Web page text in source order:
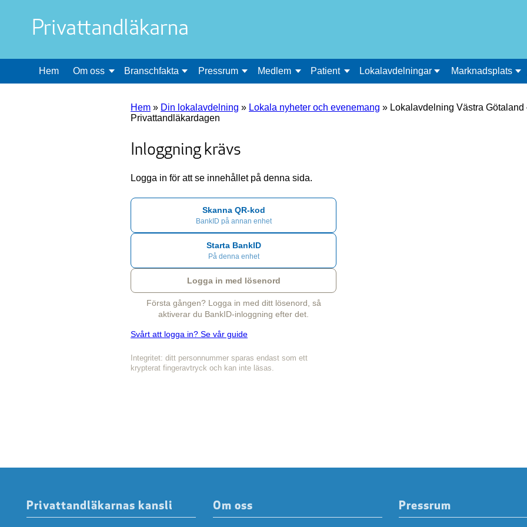
Privattandläkarna
Hem Om oss Branschfakta Pressrum Medlem Patient Lokalavdelningar Marknadsplats
Hem » Din lokalavdelning » Lokala nyheter och evenemang » Lokalavdelning Västra
Privattandläkardagen
Inloggning krävs
Logga in för att se innehållet på denna sida.
Skanna QR-kod
BankID på annan enhet
Starta BankID
På denna enhet
Logga in med lösenord
Första gången? Logga in med ditt lösenord, så
aktiverar du BankID-inloggning efter det.
Svårt att logga in? Se vår guide
Integritet: ditt personnummer sparas endast som ett
krypterat fingeravtryck och kan inte läsas.
Privattandläkarnas kansli Om oss Pressrum